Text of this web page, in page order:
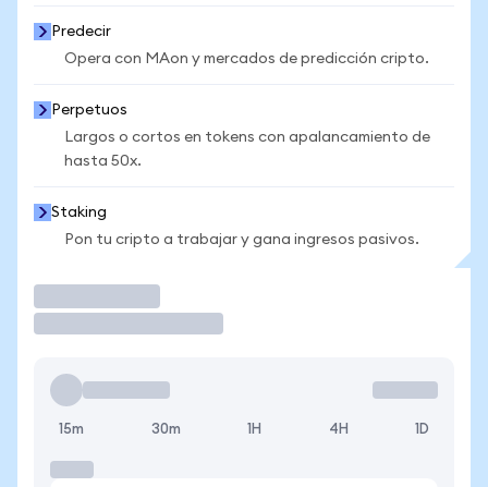
Predecir
Opera con MAon y mercados de predicción cripto.
Perpetuos
Largos o cortos en tokens con apalancamiento de
hasta 50x.
Staking
Pon tu cripto a trabajar y gana ingresos pasivos.
15m 30m 1H 4H 1D